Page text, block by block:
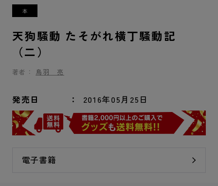
天狗騒動 たそがれ横丁騒動記
（二）
著者： 鳥羽 亮
発売日 2016年05月25日
電子書籍